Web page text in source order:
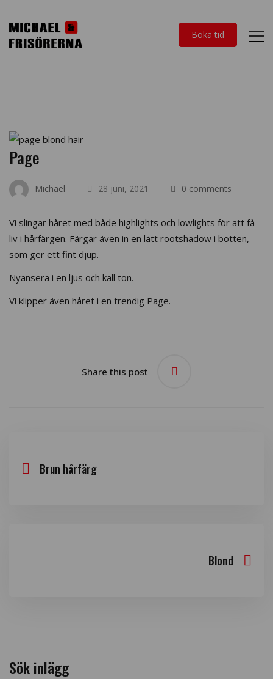
Boka tid
Page
Michael 28 juni, 2021 0 comments
Vi slingar håret med både highlights och lowlights för att få
liv i hårfärgen. Färgar även in en lätt rootshadow i botten,
som ger ett fint djup.
Nyansera i en ljus och kall ton.
Vi klipper även håret i en trendig Page.
Share this post
Brun hårfärg
Blond
Sök inlägg